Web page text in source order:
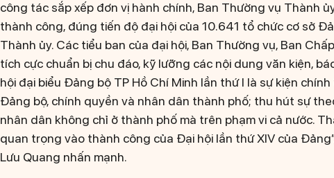
công tác sắp xếp đơn vị hành chính, Ban Thường vụ Thành
thành công, đúng tiến độ đại hội của 10.641 tổ chức cơ sở
Thành ủy. Các tiểu ban của đại hội, Ban Thường vụ, Ban
tích cực chuẩn bị chu đáo, kỹ lưỡng các nội dung văn kiện,
hội đại biểu Đảng bộ TP Hồ Chí Minh lần thứ I là sự kiện
Đảng bộ, chính quyền và nhân dân thành phố; thu hút sự
nhân dân không chỉ ở thành phố mà trên phạm vi cả nước.
quan trọng vào thành công của Đại hội lần thứ XIV của
Lưu Quang nhấn mạnh.